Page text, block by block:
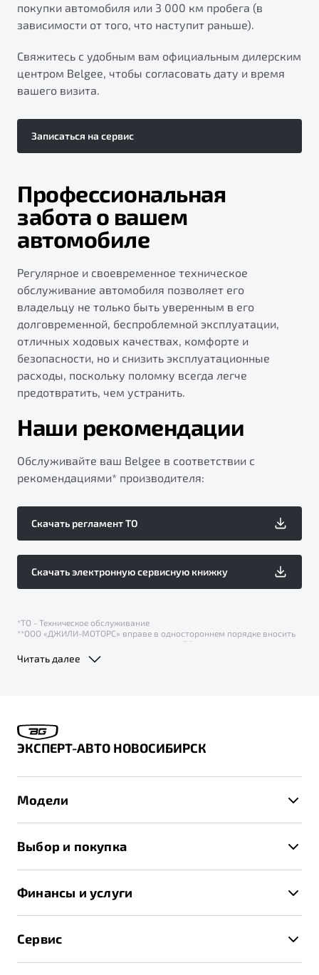
покупки автомобиля или 3 000 км пробега (в
зависимости от того, что наступит раньше).
Свяжитесь с удобным вам официальным дилерским
центром Belgee, чтобы согласовать дату и время
вашего визита.
Записаться на сервис
Профессиональная
забота о вашем
автомобиле
Регулярное и своевременное техническое
обслуживание автомобиля позволяет его
владельцу не только быть уверенным в его
долговременной, беспроблемной эксплуатации,
отличных ходовых качествах, комфорте и
безопасности, но и снизить эксплуатационные
расходы, поскольку поломку всегда легче
предотвратить, чем устранить.
Наши рекомендации
Обслуживайте ваш Belgee в соответствии с
рекомендациями* производителя:
Скачать регламент ТО
Скачать электронную сервисную книжку
*ТО - Техническое обслуживание
**ООО «ДЖИЛИ-МОТОРС» вправе в одностороннем порядке вносить
изменения в регламент периодического ТО.
С 01.09.2025 г. ООО «Слава Моторс Рус» не является официальным
дистрибьютором автомобилей «Belgee», с 01.09.2025 г. права и
Моторс Рус» исполнит обязательства в полном объеме.
Читать далее
ЭКСПЕРТ-АВТО НОВОСИБИРСК
Модели
X70
Выбор и покупка
Спецпредложения и Акции
Записаться на тест-драйв
Получить предложение
Финансы и услуги
Трейд-ин
Сервис